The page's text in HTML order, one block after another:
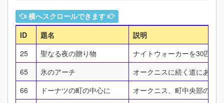
横へスクロールできます
ID 題名
説明
25
聖なる夜の贈り物
ナイトウォーカーを30匹以
65
氷のアーチ
オークニスに続く道にある
66
ドーナツの町の中心に
オークニス、町中央部の町